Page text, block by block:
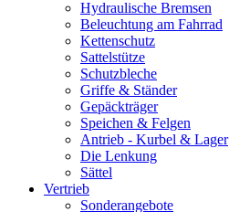
Hydraulische Bremsen
Beleuchtung am Fahrrad
Kettenschutz
Sattelstütze
Schutzbleche
Griffe & Ständer
Gepäckträger
Speichen & Felgen
Antrieb - Kurbel & Lager
Die Lenkung
Sättel
Vertrieb
Sonderangebote